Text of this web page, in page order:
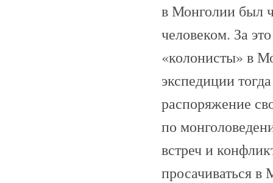
в Монголии был
человеком. За
«колонисты» в
экспедиции
распоряжение
по
встреч и
просачиваться в